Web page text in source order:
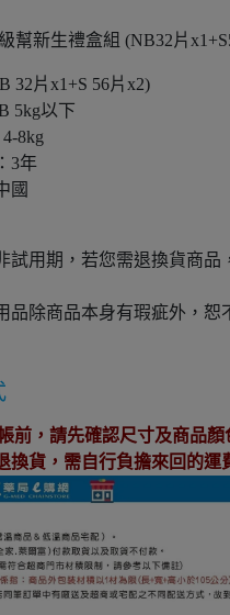
幫新生禮盒組 (NB32片
32片x1+S 56片x2)
以下
3年
國
試用期，若您需退換貨商品
品除商品本身有瑕疵外，恕
前，請先確認尺寸及商品顏
換貨，需自行負擔來回的運